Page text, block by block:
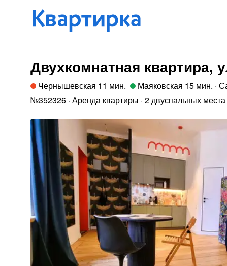
Двухкомнатная квартира,
Чернышевская 11 мин. Маяковская 15 мин. ·
№352326 · Аренда квартиры · 2 двуспальных места